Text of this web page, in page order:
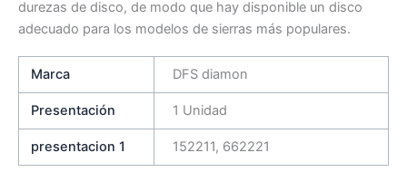
durezas de disco, de modo que hay disponible un disco
adecuado para los modelos de sierras más populares.
Marca DFS diamon
Presentación 1 Unidad
presentacion 1 152211, 662221